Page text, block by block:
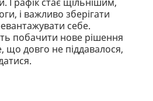
і важливо зберігати
себе.
побачити нове рішення
що довго не піддавалося,